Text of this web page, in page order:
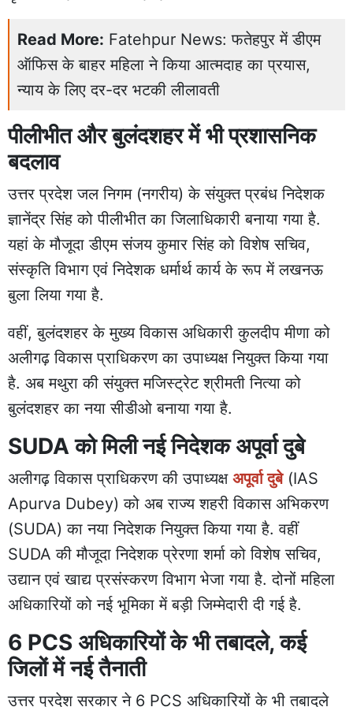
Read More: Fatehpur News: फतेहपुर में डीएम
ऑफिस के बाहर महिला ने किया आत्मदाह का प्रयास,
न्याय के लिए दर-दर भटकी लीलावती
पीलीभीत और बुलंदशहर में भी प्रशासनिक
बदलाव
उत्तर प्रदेश जल निगम (नगरीय) के संयुक्त प्रबंध निदेशक
ज्ञानेंद्र सिंह को पीलीभीत का जिलाधिकारी बनाया गया है.
यहां के मौजूदा डीएम संजय कुमार सिंह को विशेष सचिव,
संस्कृति विभाग एवं निदेशक धर्मार्थ कार्य के रूप में लखनऊ
बुला लिया गया है.
वहीं, बुलंदशहर के मुख्य विकास अधिकारी कुलदीप मीणा को
अलीगढ़ विकास प्राधिकरण का उपाध्यक्ष नियुक्त किया गया
है. अब मथुरा की संयुक्त मजिस्ट्रेट श्रीमती नित्या को
बुलंदशहर का नया सीडीओ बनाया गया है.
SUDA को मिली नई निदेशक अपूर्वा दुबे
अलीगढ़ विकास प्राधिकरण की उपाध्यक्ष अपूर्वा दुबे(IAS
Apurva Dubey) को अब राज्य शहरी विकास अभिकरण
(SUDA) का नया निदेशक नियुक्त किया गया है. वहीं
SUDA की मौजूदा निदेशक प्रेरणा शर्मा को विशेष सचिव,
उद्यान एवं खाद्य प्रसंस्करण विभाग भेजा गया है. दोनों महिला
अधिकारियों को नई भूमिका में बड़ी जिम्मेदारी दी गई है.
6 PCS अधिकारियों के भी तबादले, कई
जिलों में नई तैनाती
उत्तर प्रदेश सरकार ने 6 PCS अधिकारियों के भी तबादले